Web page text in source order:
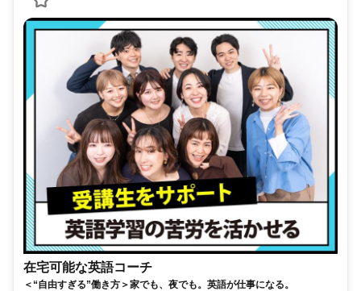
在宅可能な英語コーチ
＜“自由すぎる”働き方＞家でも、夜でも。英語が仕事になる。